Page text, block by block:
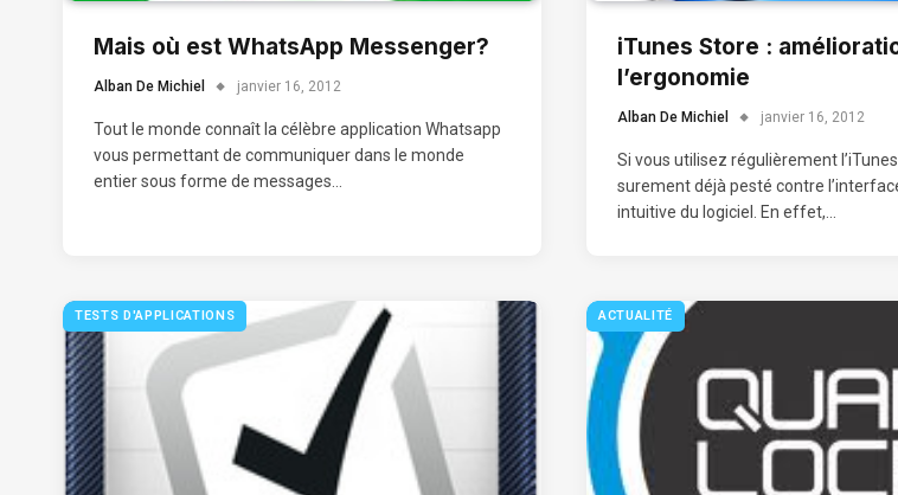
Mais où est WhatsApp Messenger?
Alban De Michiel janvier 16, 2012
Tout le monde connaît la célèbre application Whatsapp
vous permettant de communiquer dans le monde
entier sous forme de messages…
iTunes Store :
l’ergonomie
Alban De Michiel janvier 16, 2012
Si vous utilisez régulièrement
surement déjà pesté contre
intuitive du logiciel. En effet,…
TESTS D'APPLICATIONS ACTUALITÉ